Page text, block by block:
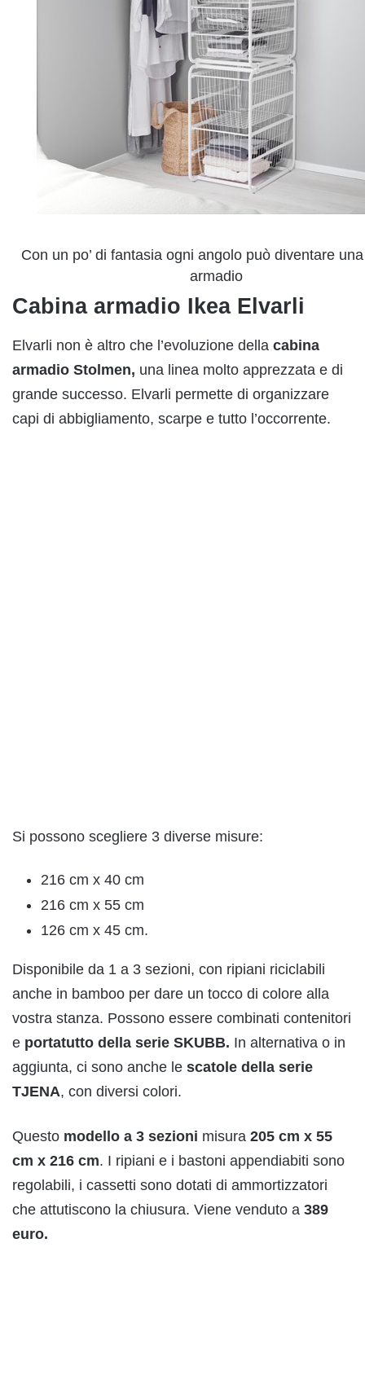
Con un po’ di fantasia ogni angolo può diventare
armadio
Cabina armadio Ikea Elvarli
Elvarli non è altro che l’evoluzione della cabina
armadio Stolmen, una linea molto apprezzata e di
grande successo. Elvarli permette di organizzare
capi di abbigliamento, scarpe e tutto l’occorrente.
Si possono scegliere 3 diverse misure:
216 cm x 40 cm
216 cm x 55 cm
126 cm x 45 cm.
Disponibile da 1 a 3 sezioni, con ripiani riciclabili
anche in bamboo per dare un tocco di colore alla
vostra stanza. Possono essere combinati contenitori
e portatutto della serie SKUBB. In alternativa o in
aggiunta, ci sono anche le scatole della serie
TJENA, con diversi colori.
Questo modello a 3 sezioni misura 205 cm x 55
cm x 216 cm. I ripiani e i bastoni appendiabiti sono
regolabili, i cassetti sono dotati di ammortizzatori
che attutiscono la chiusura. Viene venduto a 389
euro.